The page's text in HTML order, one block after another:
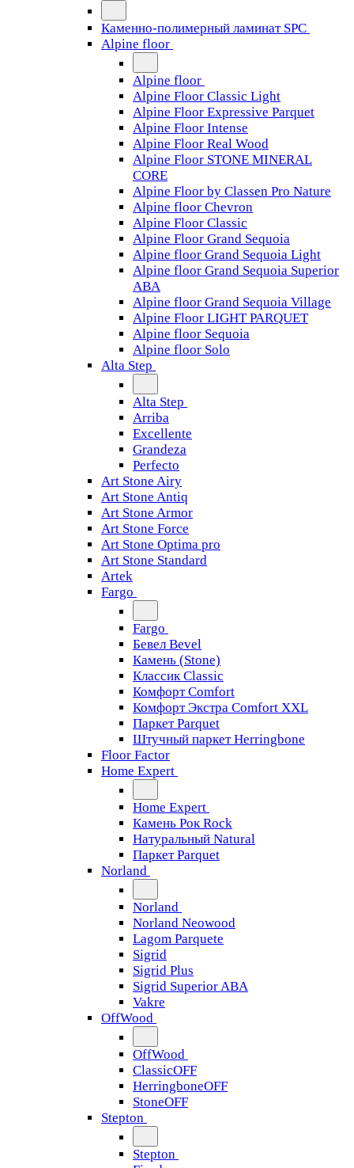
Каменно-полимерный ламинат SPC
Alpine floor
Alpine floor
Alpine Floor Classic Light
Alpine Floor Expressive Parquet
Alpine Floor Intense
Alpine Floor Real Wood
Alpine Floor STONE MINERAL
CORE
Alpine Floor by Classen Pro Nature
Alpine floor Chevron
Alpine Floor Classic
Alpine Floor Grand Sequoia
Alpine floor Grand Sequoia Light
Alpine floor Grand Sequoia Superior
ABA
Alpine floor Grand Sequoia Village
Alpine Floor LIGHT PARQUET
Alpine floor Sequoia
Alpine floor Solo
Alta Step
Alta Step
Arriba
Excellente
Grandeza
Perfecto
Art Stone Airy
Art Stone Antiq
Art Stone Armor
Art Stone Force
Art Stone Optima pro
Art Stone Standard
Artek
Fargo
Fargo
Бевел Bevel
Камень (Stone)
Классик Classic
Комфорт Comfort
Комфорт Экстра Comfort XXL
Паркет Parquet
Штучный паркет Herringbone
Floor Factor
Home Expert
Home Expert
Камень Рок Rock
Натуральный Natural
Паркет Parquet
Norland
Norland
Norland Neowood
Lagom Parquete
Sigrid
Sigrid Plus
Sigrid Superior ABA
Vakre
OffWood
OffWood
ClassicOFF
HerringboneOFF
StoneOFF
Stepton
Stepton